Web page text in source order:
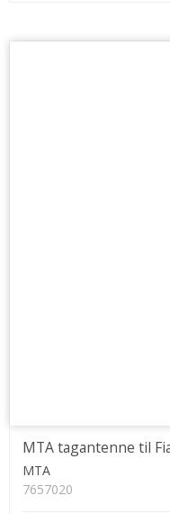
MTA tagantenne til
MTA
7657020